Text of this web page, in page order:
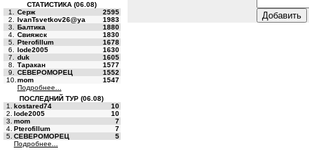
СТАТИСТИКА (06.08)
1.
Серж
2595
2.
IvanTsvetkov26@ya
1983
3.
Балтика
1880
4.
Свияжск
1830
5.
Pterofillum
1678
6.
lode2005
1630
7.
duk
1605
8.
Таракан
1577
9.
СЕВЕРОМОРЕЦ
1552
10. mom
1547
Подробнее...
ПОСЛЕДНИЙ ТУР (06.08)
1.
kostared74
10
2. lode2005
10
3. mom
7
4. Pterofillum
7
5. СЕВЕРОМОРЕЦ
5
Подробнее...